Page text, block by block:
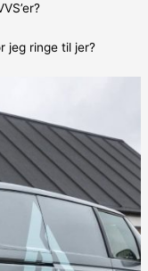
jeg ringe til jer?